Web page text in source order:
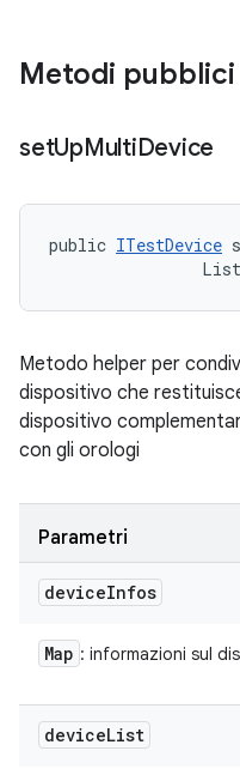
Metodi pubblici
setUpMultiDevice
public ITestDevice
Metodo helper per
dispositivo che
dispositivo
con gli orologi
Parametri
deviceInfos
Map : informazioni sul
deviceList